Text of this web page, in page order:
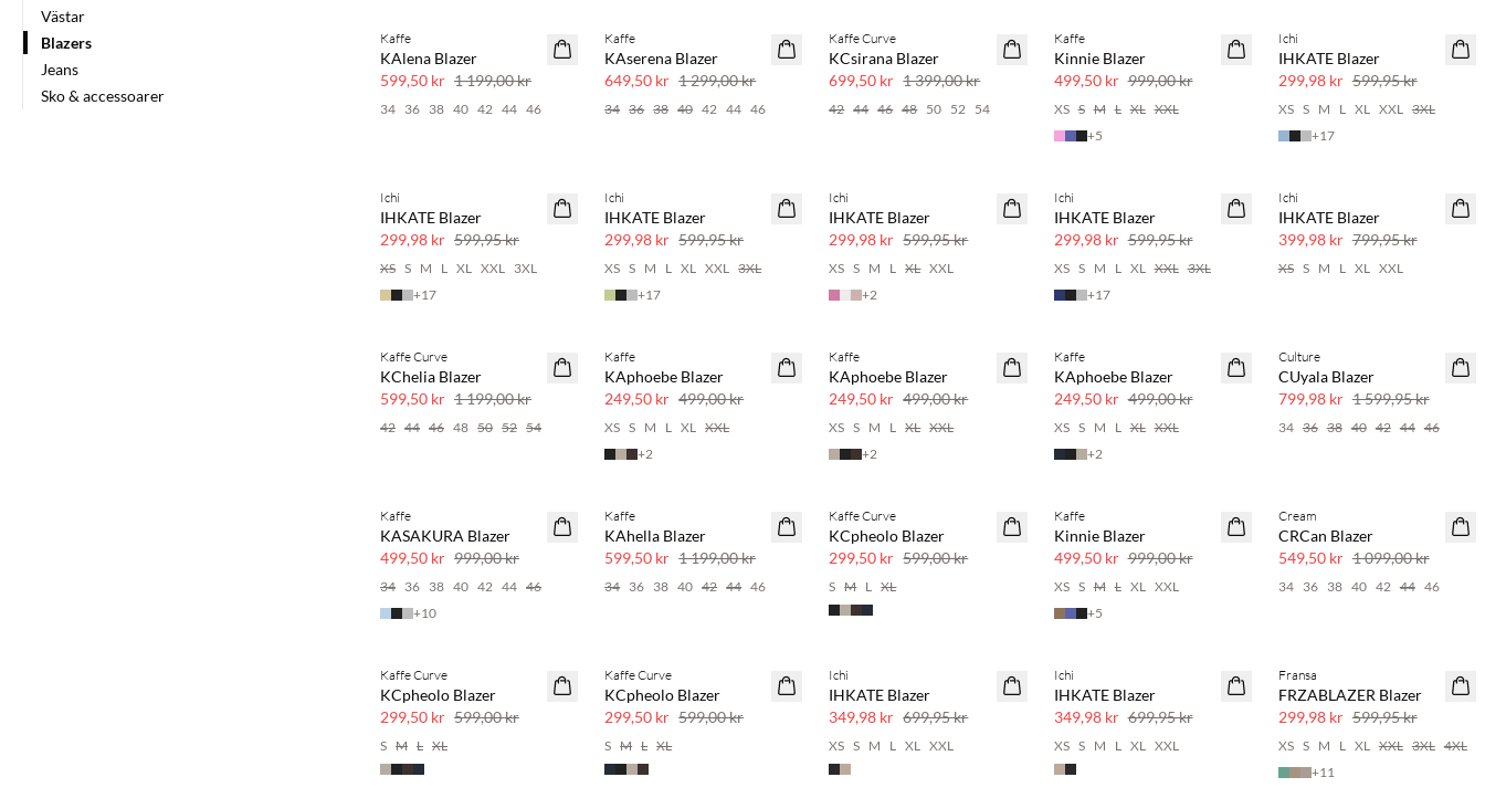
Västar
Blazers
Jeans
Sko & accessoarer
SAVE20
Kaffe
KAlena Blazer
599,50 kr 1 199,00 kr
34 36 38 40 42 44 46
SAVE20
Kaffe
KAserena Blazer
649,50 kr 1 299,00 kr
34 36 38 40 42 44 46
SAVE20
Kaffe Curve
KCsirana Blazer
699,50 kr 1 399,00 kr
42 44 46 48 50 52 54
SAVE20
Kaffe
Kinnie Blazer
499,50 kr 999,00 kr
XS S M L XL XXL
+5
SAVE20
Ichi
IHKATE Blazer
299,98 kr 599,95 kr
XS S M L XL XXL 3XL
+17
SAVE20
Ichi
IHKATE Blazer
299,98 kr 599,95 kr
XS S M L XL XXL 3XL
+17
SAVE20
Ichi
IHKATE Blazer
299,98 kr 599,95 kr
XS S M L XL XXL 3XL
+17
SAVE20
Ichi
IHKATE Blazer
299,98 kr 599,95 kr
XS S M L XL XXL
+2
SAVE20
Ichi
IHKATE Blazer
299,98 kr 599,95 kr
XS S M L XL XXL 3XL
+17
SAVE20
Ichi
IHKATE Blazer
399,98 kr 799,95 kr
XS S M L XL XXL
SAVE20
Kaffe Curve
KChelia Blazer
599,50 kr 1 199,00 kr
42 44 46 48 50 52 54
SAVE20
50 % rabatt
Kaffe
KAphoebe Blazer
249,50 kr 499,00 kr
XS S M L XL XXL
+2
SAVE20
50 % rabatt
Kaffe
KAphoebe Blazer
249,50 kr 499,00 kr
XS S M L XL XXL
+2
SAVE20
50 % rabatt
Kaffe
KAphoebe Blazer
249,50 kr 499,00 kr
XS S M L XL XXL
+2
SAVE20
50 % rabatt
Culture
CUyala Blazer
799,98 kr 1 599,95 kr
34 36 38 40 42 44 46
SAVE20
Kaffe
KASAKURA Blazer
499,50 kr 999,00 kr
34 36 38 40 42 44 46
+10
SAVE20
Kaffe
KAhella Blazer
599,50 kr 1 199,00 kr
34 36 38 40 42 44 46
SAVE20
50 % rabatt
Kaffe Curve
KCpheolo Blazer
299,50 kr 599,00 kr
S M L XL
SAVE20
Kaffe
Kinnie Blazer
499,50 kr 999,00 kr
XS S M L XL XXL
+5
SAVE20
Cream
CRCan Blazer
549,50 kr 1 099,00 kr
34 36 38 40 42 44 46
SAVE20
50 % rabatt
Kaffe Curve
KCpheolo Blazer
299,50 kr 599,00 kr
S M L XL
SAVE20
50 % rabatt
Kaffe Curve
KCpheolo Blazer
299,50 kr 599,00 kr
S M L XL
SAVE20
Ichi
IHKATE Blazer
349,98 kr 699,95 kr
XS S M L XL XXL
SAVE20
Ichi
IHKATE Blazer
349,98 kr 699,95 kr
XS S M L XL XXL
SAVE20
Fransa
FRZABLAZER Blazer
299,98 kr 599,95 kr
XS S M L XL XXL 3XL 4XL
+11